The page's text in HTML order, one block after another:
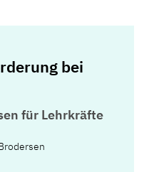
bei
für Lehrkräfte